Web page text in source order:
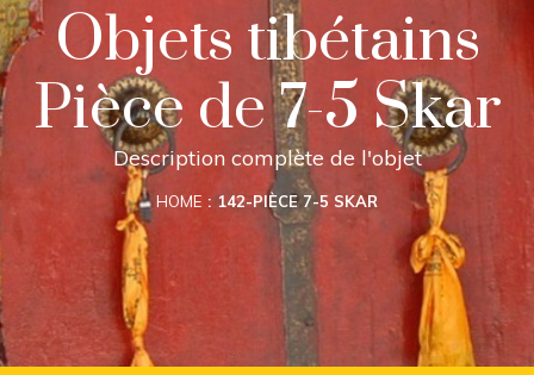
Objets tibétains
Pièce de 7-5 Skar
Description complète de l'objet
HOME 142-PIÈCE 7-5 SKAR